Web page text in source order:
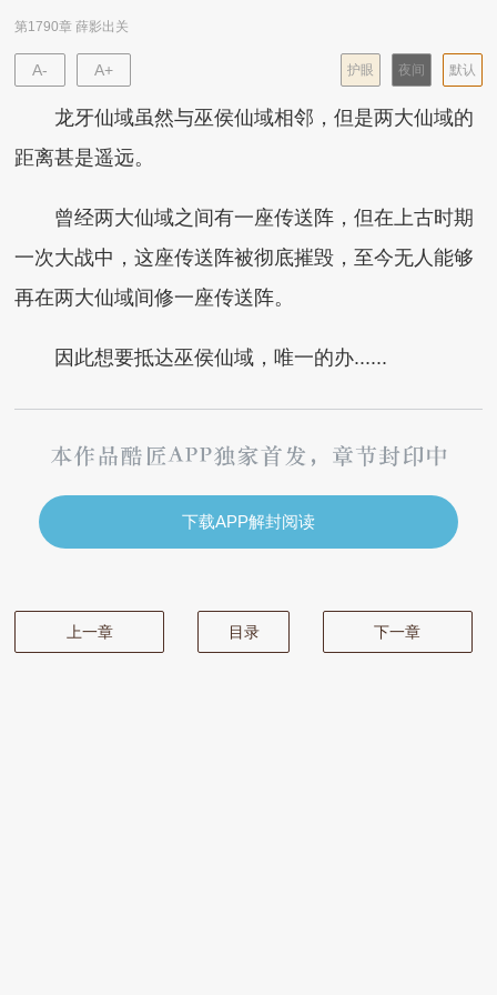
第1790章 薛影出关
A- A+ 默认
夜间
护眼
龙牙仙域虽然与巫侯仙域相邻，但是两大仙域的
距离甚是遥远。
曾经两大仙域之间有一座传送阵，但在上古时期
一次大战中，这座传送阵被彻底摧毁，至今无人能够
再在两大仙域间修一座传送阵。
因此想要抵达巫侯仙域，唯一的办......
下载APP解封阅读
上一章 目录 下一章